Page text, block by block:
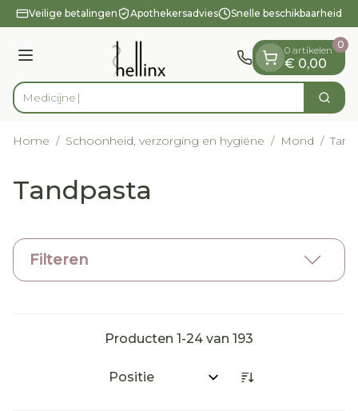
Ga naar de inhoud
1 van 1
Veilige betalingen Apothekersadvies Snelle beschikbaarheid
Menu
Product, merk, categorie... Zoek
0 artikelen
€ 0,00
0
Home / Schoonheid, verzorging en hygiëne / Mond /
Tandpasta
Filteren
Producten 1-24 van 193
Sorteer op: